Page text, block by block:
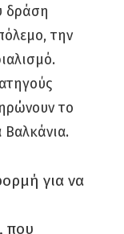
δράση
την
το
Βαλκάνια.
για να
που